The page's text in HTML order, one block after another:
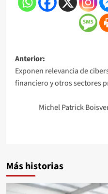
Anterior:
Exponen relevancia de
financiero y otros sectores
Michel Patrick
Más historias